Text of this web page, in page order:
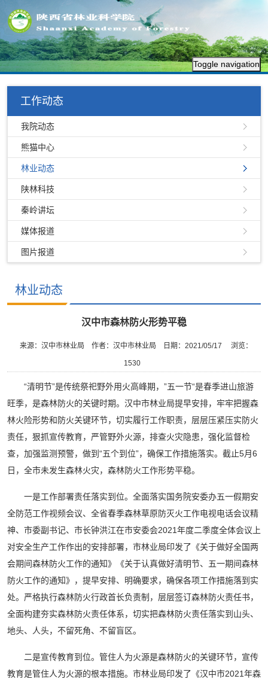
Toggle navigation
工作动态
我院动态
熊猫中心
林业动态
陕林科技
秦岭讲坛
媒体报道
图片报道
林业动态
汉中市森林防火形势平稳
来源：汉中市林业局 作者：汉中市林业局 日期：2021/05/17 浏览：
1530
“清明节”是传统祭祀野外用火高峰期，”五一节“是春季进山旅游
旺季，是森林防火的关键时期。汉中市林业局提早安排，牢牢把握森
林火险形势和防火关键环节，切实履行工作职责，层层压紧压实防火
责任，狠抓宣传教育，严管野外火源，排查火灾隐患，强化监督检
查，加强监测预警，做到“五个到位”，确保工作措施落实。截止5月6
日，全市未发生森林火灾，森林防火工作形势平稳。
一是工作部署责任落实到位。全面落实国务院安委办五一假期安
全防范工作视频会议、全省春季森林草原防灭火工作电视电话会议精
神、市委副书记、市长钟洪江在市安委会2021年度二季度全体会议上
对安全生产工作作出的安排部署，市林业局印发了《关于做好全国两
会期间森林防火工作的通知》《关于认真做好清明节、五一期间森林
防火工作的通知》，提早安排、明确要求，确保各项工作措施落到实
处。严格执行森林防火行政首长负责制，层层签订森林防火责任书，
全面构建夯实森林防火责任体系，切实把森林防火责任落实到山头、
地头、人头，不留死角、不留盲区。
二是宣传教育到位。管住人为火源是森林防火的关键环节，宣传
教育是管住人为火源的根本措施。市林业局印发了《汉中市2021年森